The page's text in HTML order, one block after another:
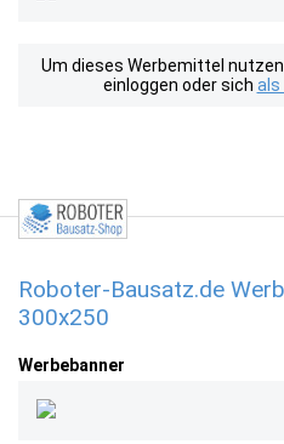
Um dieses Werbemittel
einloggen oder sich als
Roboter-Bausatz.de
300x250
Werbebanner